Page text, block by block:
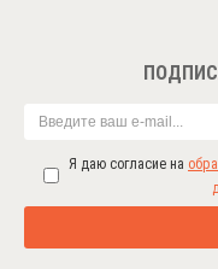
Я даю согласие на